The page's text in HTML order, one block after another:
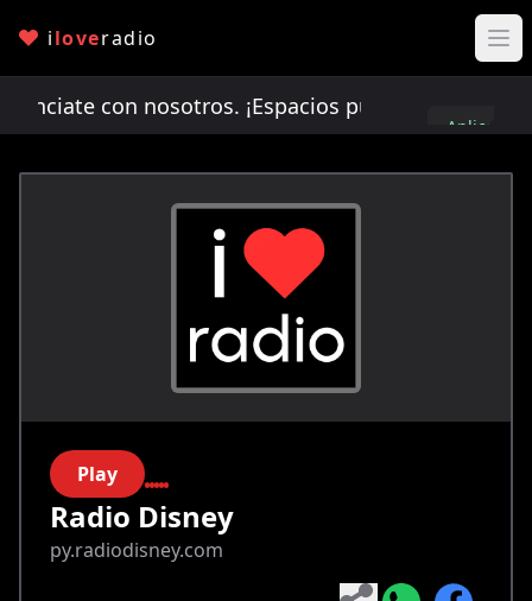
iloveradio
con nosotros. ¡Espacios publicitarios
Aplica
Play
Radio Disney
py.radiodisney.com